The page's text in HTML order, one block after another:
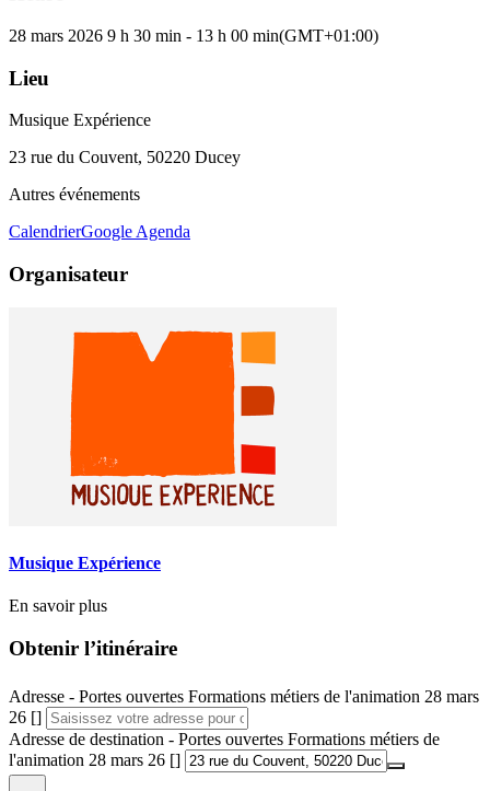
28 mars 2026 9 h 30 min - 13 h 00 min(GMT+01:00)
Lieu
Musique Expérience
23 rue du Couvent, 50220 Ducey
Autres événements
CalendrierGoogle Agenda
Organisateur
Musique Expérience
En savoir plus
Obtenir l’itinéraire
Adresse - Portes ouvertes Formations métiers de l'animation 28 mars
26 []
Adresse de destination - Portes ouvertes Formations métiers de
l'animation 28 mars 26 []